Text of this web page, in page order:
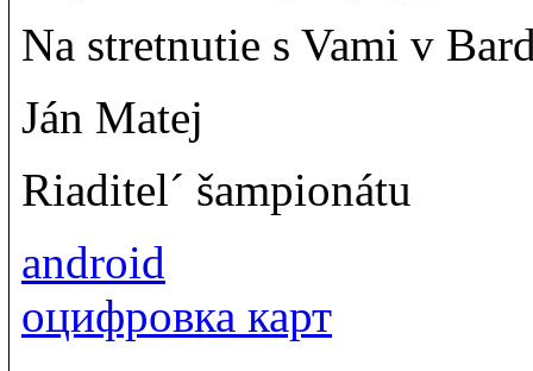
Na stretnutie s Vami v
Ján Matej
Riaditel´ šampionátu
android
оцифровка карт